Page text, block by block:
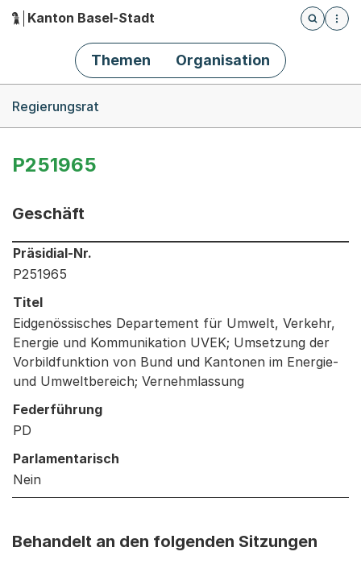
Hauptnavigation
Kanton Basel-Stadt
Öffnet
Themen Organisation
Regierungsrat
P251965
Geschäft
Informationen zum Ausgewählten Geschäft
Präsidial-Nr.
P251965
Titel
Eidgenössisches Departement für Umwelt, Verkehr,
Energie und Kommunikation UVEK; Umsetzung der
Vorbildfunktion von Bund und Kantonen im Energie-
und Umweltbereich; Vernehmlassung
Federführung
PD
Parlamentarisch
Nein
Behandelt an den folgenden Sitzungen